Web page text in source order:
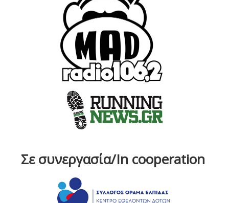
Σε συνεργασία/In cooperation